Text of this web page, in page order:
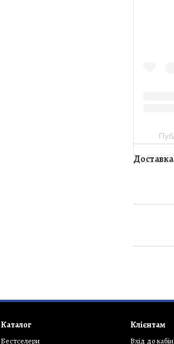
Доставка
Каталог
Бестселери
Клієнтам
Вхід до